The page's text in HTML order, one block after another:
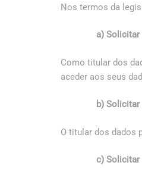
Nos termos da
a)
Como titular dos
aceder aos seus
b)
O titular dos dados
c) Solicitar